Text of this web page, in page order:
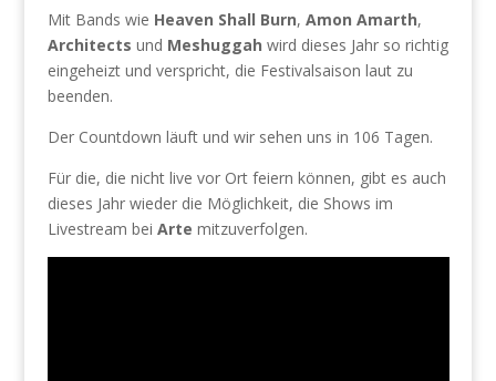
Mit Bands wie Heaven Shall Burn, Amon Amarth,
Architects und Meshuggah wird dieses Jahr so richtig
eingeheizt und verspricht, die Festivalsaison laut zu
beenden.
Der Countdown läuft und wir sehen uns in 106 Tagen.
Für die, die nicht live vor Ort feiern können, gibt es auch
dieses Jahr wieder die Möglichkeit, die Shows im
Livestream bei Arte mitzuverfolgen.